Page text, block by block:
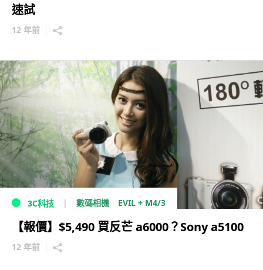
速試
12 年前
3C科技 數碼相機 EVIL + M4/3
【報價】$5,490 買反芒 a6000？Sony a5100
12 年前